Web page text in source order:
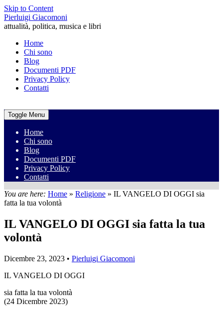
Skip to Content
Pierluigi Giacomoni
attualità, politica, musica e libri
Home
Chi sono
Blog
Documenti PDF
Privacy Policy
Contatti
Toggle Menu
Home
Chi sono
Blog
Documenti PDF
Privacy Policy
Contatti
You are here: Home » Religione » IL VANGELO DI OGGI sia
fatta la tua volontà
IL VANGELO DI OGGI sia fatta la tua
volontà
Dicembre 23, 2023 • Pierluigi Giacomoni
IL VANGELO DI OGGI
sia fatta la tua volontà
(24 Dicembre 2023)